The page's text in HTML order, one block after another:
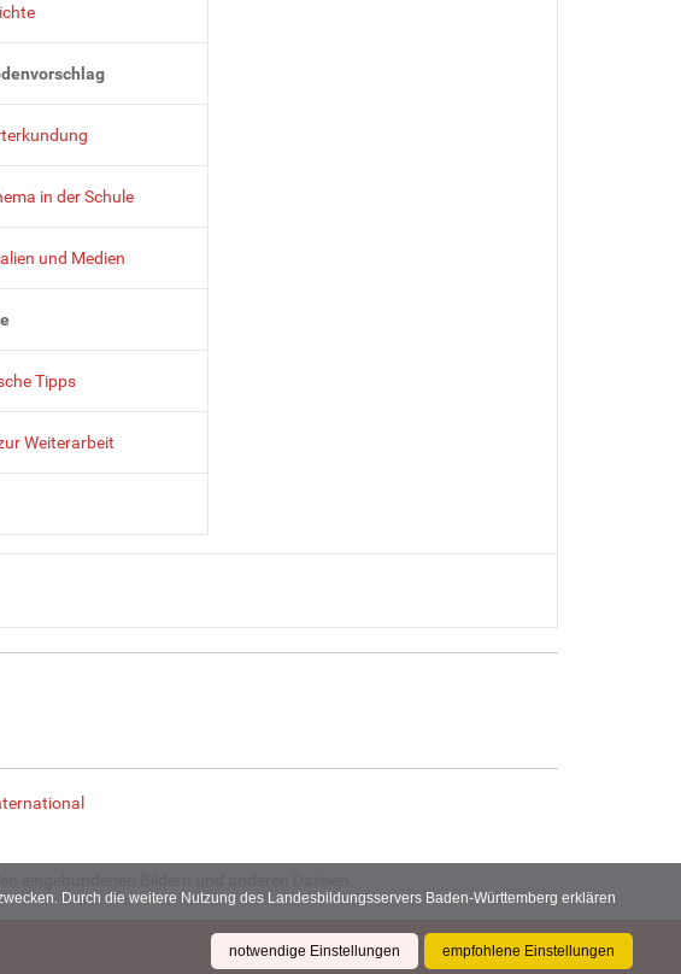
Durch die weitere Nutzung des Landesbildungsservers Baden-Württemberg erklären
notwendige Einstellungen
empfohlene Einstellungen
in der Schule
und Medien
Tipps
Weiterarbeit